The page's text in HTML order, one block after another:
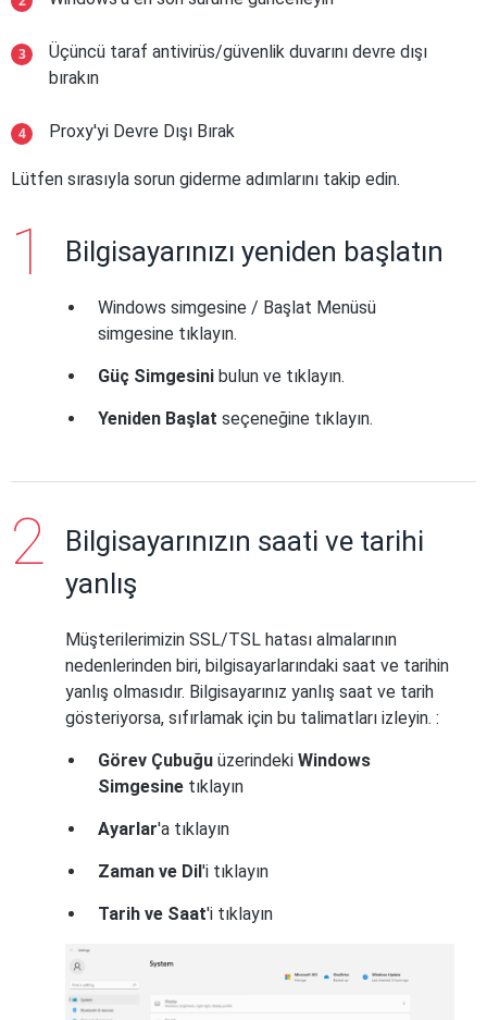
Üçüncü taraf antivirüs/güvenlik duvarını devre dışı
bırakın
Proxy'yi Devre Dışı Bırak
Lütfen sırasıyla sorun giderme adımlarını takip edin.
Bilgisayarınızı yeniden başlatın
Windows simgesine / Başlat Menüsü
simgesine tıklayın.
Güç Simgesini bulun ve tıklayın.
Yeniden Başlat seçeneğine tıklayın.
Bilgisayarınızın saati ve tarihi
yanlış
Müşterilerimizin SSL/TSL hatası almalarının
nedenlerinden biri, bilgisayarlarındaki saat ve tarihin
yanlış olmasıdır. Bilgisayarınız yanlış saat ve tarih
gösteriyorsa, sıfırlamak için bu talimatları izleyin. :
Görev Çubuğu üzerindeki Windows
Simgesine tıklayın
Ayarlar'a tıklayın
Zaman ve Dil'i tıklayın
Tarih ve Saat'i tıklayın